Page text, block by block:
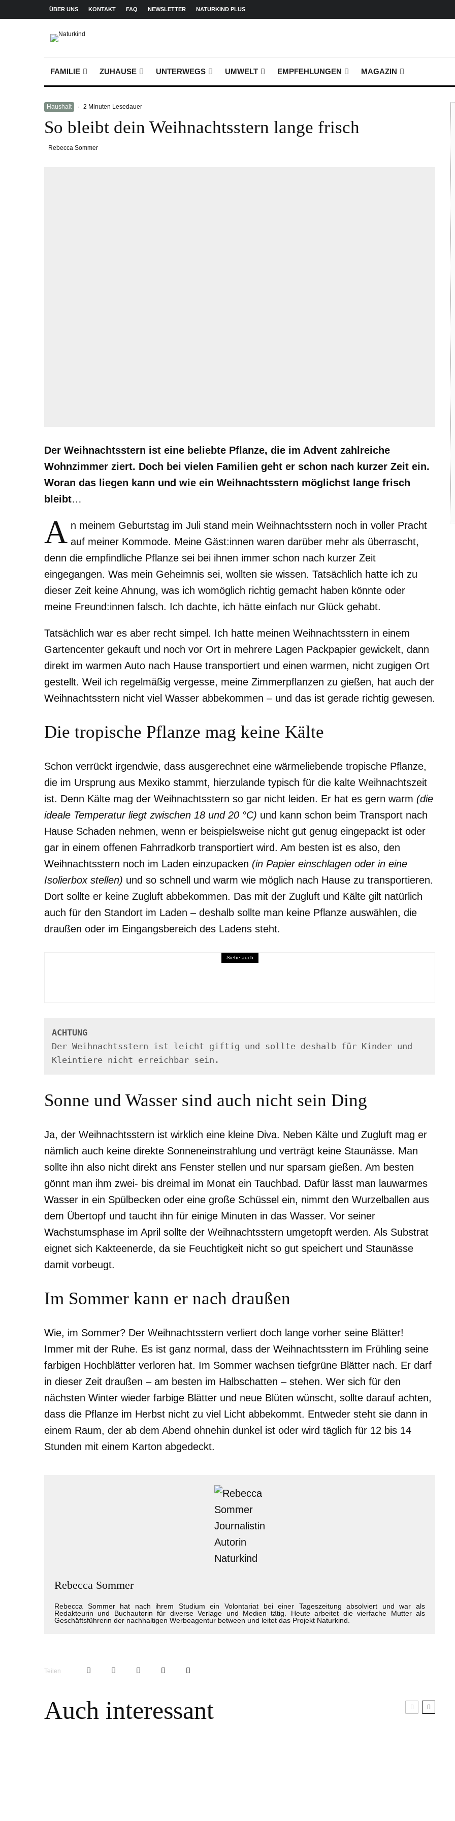
ÜBER UNS KONTAKT FAQ NEWSLETTER NATURKIND PLUS
FAMILIE ZUHAUSE UNTERWEGS UMWELT EMPFEHLUNGEN MAGAZIN
Haushalt · 2 Minuten Lesedauer
So bleibt dein Weihnachtsstern lange frisch
Rebecca Sommer
Der Weihnachtsstern ist eine beliebte Pflanze, die im Advent zahlreiche
Wohnzimmer ziert. Doch bei vielen Familien geht er schon nach kurzer Zeit ein.
Woran das liegen kann und wie ein Weihnachtsstern möglichst lange frisch
bleibt…
A n meinem Geburtstag im Juli stand mein Weihnachtsstern noch in voller Pracht
auf meiner Kommode. Meine Gäst:innen waren darüber mehr als überrascht,
denn die empfindliche Pflanze sei bei ihnen immer schon nach kurzer Zeit
eingegangen. Was mein Geheimnis sei, wollten sie wissen. Tatsächlich hatte ich zu
dieser Zeit keine Ahnung, was ich womöglich richtig gemacht haben könnte oder
meine Freund:innen falsch. Ich dachte, ich hätte einfach nur Glück gehabt.
Tatsächlich war es aber recht simpel. Ich hatte meinen Weihnachtsstern in einem
Gartencenter gekauft und noch vor Ort in mehrere Lagen Packpapier gewickelt, dann
direkt im warmen Auto nach Hause transportiert und einen warmen, nicht zugigen Ort
gestellt. Weil ich regelmäßig vergesse, meine Zimmerpflanzen zu gießen, hat auch der
Weihnachtsstern nicht viel Wasser abbekommen – und das ist gerade richtig gewesen.
Die tropische Pflanze mag keine Kälte
Schon verrückt irgendwie, dass ausgerechnet eine wärmeliebende tropische Pflanze,
die im Ursprung aus Mexiko stammt, hierzulande typisch für die kalte Weihnachtszeit
ist. Denn Kälte mag der Weihnachtsstern so gar nicht leiden. Er hat es gern warm (die
ideale Temperatur liegt zwischen 18 und 20 °C) und kann schon beim Transport nach
Hause Schaden nehmen, wenn er beispielsweise nicht gut genug eingepackt ist oder
gar in einem offenen Fahrradkorb transportiert wird. Am besten ist es also, den
Weihnachtsstern noch im Laden einzupacken (in Papier einschlagen oder in eine
Isolierbox stellen) und so schnell und warm wie möglich nach Hause zu transportieren.
Dort sollte er keine Zugluft abbekommen. Das mit der Zugluft und Kälte gilt natürlich
auch für den Standort im Laden – deshalb sollte man keine Pflanze auswählen, die
draußen oder im Eingangsbereich des Ladens steht.
Siehe auch
ACHTUNG
Der Weihnachtsstern ist leicht giftig und sollte deshalb für Kinder und
Kleintiere nicht erreichbar sein.
Sonne und Wasser sind auch nicht sein Ding
Ja, der Weihnachtsstern ist wirklich eine kleine Diva. Neben Kälte und Zugluft mag er
nämlich auch keine direkte Sonneneinstrahlung und verträgt keine Staunässe. Man
sollte ihn also nicht direkt ans Fenster stellen und nur sparsam gießen. Am besten
gönnt man ihm zwei- bis dreimal im Monat ein Tauchbad. Dafür lässt man lauwarmes
Wasser in ein Spülbecken oder eine große Schüssel ein, nimmt den Wurzelballen aus
dem Übertopf und taucht ihn für einige Minuten in das Wasser. Vor seiner
Wachstumsphase im April sollte der Weihnachtsstern umgetopft werden. Als Substrat
eignet sich Kakteenerde, da sie Feuchtigkeit nicht so gut speichert und Staunässe
damit vorbeugt.
Im Sommer kann er nach draußen
Wie, im Sommer? Der Weihnachtsstern verliert doch lange vorher seine Blätter!
Immer mit der Ruhe. Es ist ganz normal, dass der Weihnachtsstern im Frühling seine
farbigen Hochblätter verloren hat. Im Sommer wachsen tiefgrüne Blätter nach. Er darf
in dieser Zeit draußen – am besten im Halbschatten – stehen. Wer sich für den
nächsten Winter wieder farbige Blätter und neue Blüten wünscht, sollte darauf achten,
dass die Pflanze im Herbst nicht zu viel Licht abbekommt. Entweder steht sie dann in
einem Raum, der ab dem Abend ohnehin dunkel ist oder wird täglich für 12 bis 14
Stunden mit einem Karton abgedeckt.
Rebecca Sommer
Rebecca Sommer hat nach ihrem Studium ein Volontariat bei einer Tageszeitung absolviert und war als
Redakteurin und Buchautorin für diverse Verlage und Medien tätig. Heute arbeitet die vierfache Mutter als
Geschäftsführerin der nachhaltigen Werbeagentur between und leitet das Projekt Naturkind.
Teilen
Auch interessant